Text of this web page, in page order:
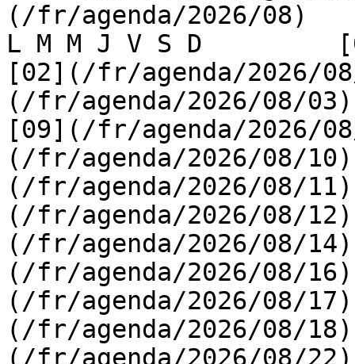
(/fr/agenda/2026/08)
L M M J V S D
[02](/fr/agenda/2026/
(/fr/agenda/2026/08/
[09](/fr/agenda/2026/
(/fr/agenda/2026/08/
(/fr/agenda/2026/08/
(/fr/agenda/2026/08/
(/fr/agenda/2026/08/
(/fr/agenda/2026/08/
(/fr/agenda/2026/08/
(/fr/agenda/2026/08/
(/fr/agenda/2026/08/